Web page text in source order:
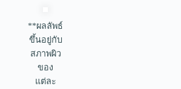
**ผลลัพธ์
ขึ้นอยู่กับ
สภาพผิว
ของ
แต่ละ